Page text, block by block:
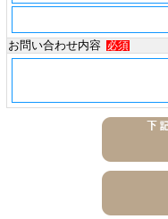
お問い合わせ内容 必須